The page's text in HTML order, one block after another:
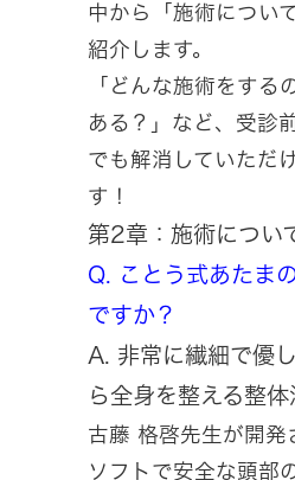
中から「施術につい
紹介します。
「どんな施術をする
ある？」など、受診
でも解消していただ
す！
第2章：施術につい
Q. ことう式あたま
ですか？
A. 非常に繊細で優
ら全身を整える整体
古藤 格啓先生が開発
ソフトで安全な頭部